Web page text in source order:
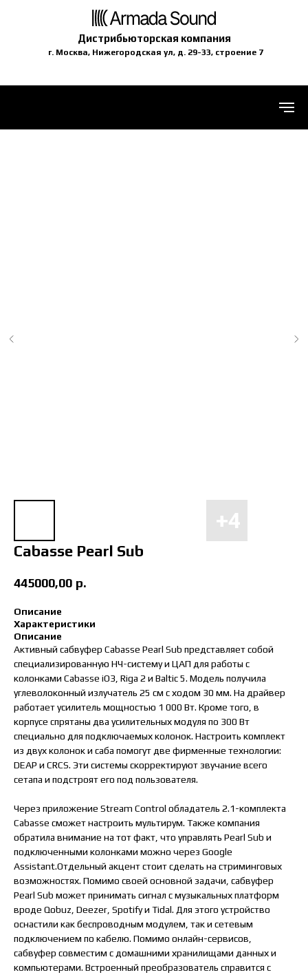
Дистрибьюторская компания
г. Москва, Нижегородская ул, д. 29-33, строение 7
Cabasse Pearl Sub
445000,00 р.
Описание
Характеристики
Описание
Активный сабвуфер Cabasse Pearl Sub представляет собой
специализированную НЧ-систему и ЦАП для работы с
колонками Cabasse iO3, Riga 2 и Baltic 5. Модель получила
углеволоконный излучатель 25 см с ходом 30 мм. На драйвер
работает усилитель мощностью 1 000 Вт. Кроме того, в
корпусе спрятаны два усилительных модуля по 300 Вт
специально для подключаемых колонок. Настроить комплект
из двух колонок и саба помогут две фирменные технологии:
DEAP и CRCS. Эти системы скорректируют звучание всего
сетапа и подстроят его под пользователя.
Через приложение Stream Control обладатель 2.1-комплекта
Cabasse сможет настроить мультирум. Также компания
обратила внимание на тот факт, что управлять Pearl Sub и
подключенными колонками можно через Google
Assistant.Отдельный акцент стоит сделать на стриминговых
возможностях. Помимо своей основной задачи, сабвуфер
Pearl Sub может принимать сигнал с музыкальных платформ
вроде Qobuz, Deezer, Spotify и Tidal. Для этого устройство
оснастили как беспроводным модулем, так и сетевым
подключением по кабелю. Помимо онлайн-сервисов,
сабвуфер совместим с домашними хранилищами данных и
компьютерами. Встроенный преобразователь справится с